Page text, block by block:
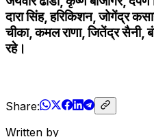
दारा सिंह, हरिकिशन, जोगेंद्र
चीका, कमल राणा, जितेंद्र सैनी,
रहे।
Share:
Written by